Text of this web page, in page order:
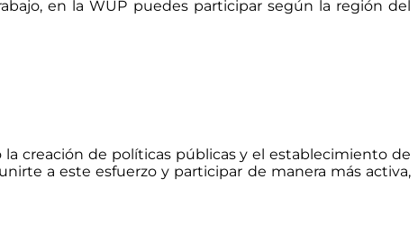
en la WUP puedes participar según la región del
creación de políticas públicas y el establecimiento de
a este esfuerzo y participar de manera más activa,